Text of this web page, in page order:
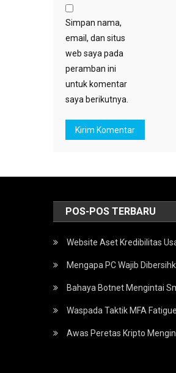
Simpan nama,
email, dan situs
web saya pada
peramban ini
untuk komentar
saya berikutnya.
POS-POS TERBARU
Website Aset Kredibilitas
Mengapa PC Wajib
Bahaya Botnet Mengintai
Waspada Taktik MFA
Awas Peretas Kripto